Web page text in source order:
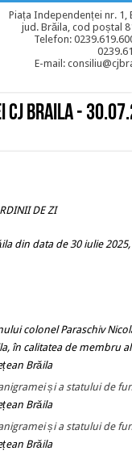
Piața Independenței nr. 1,
jud. Brăila, cod poștal
Telefon:
E-mail:
BRAILA -
ZI
din data de 30 iulie
colonel Paraschiv
în calitatea de membru
Brăila
și a statului de
Brăila
și a statului de
Brăila